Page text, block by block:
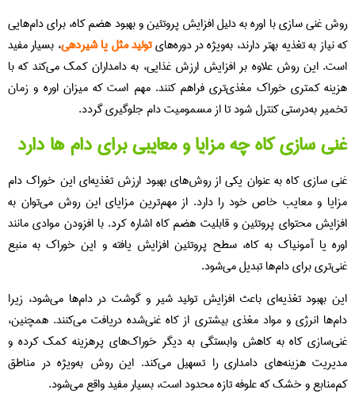
روش غنی‌ سازی با اوره به دلیل افزایش پروتئین و بهبود هضم کاه، برای دام‌هایی
که نیاز به تغذیه بهتر دارند، به‌ویژه در دوره‌هایتولید مثل یا شیردهی، بسیار مفید
است. این روش علاوه بر افزایش ارزش غذایی، به دامداران کمک می‌کند که با
هزینه کمتری خوراک مغذی‌تری فراهم کنند. مهم است که میزان اوره و زمان
تخمیر به‌درستی کنترل شود تا از مسمومیت دام جلوگیری گردد.
غنی سازی کاه چه مزایا و معایبی برای دام ها دارد
غنی‌ سازی کاه به عنوان یکی از روش‌های بهبود ارزش تغذیه‌ای این خوراک دام
مزایا و معایب خاص خود را دارد. از مهم‌ترین مزایای این روش می‌توان به
افزایش محتوای پروتئین و قابلیت هضم کاه اشاره کرد. با افزودن موادی مانند
اوره یا آمونیاک به کاه، سطح پروتئین افزایش یافته و این خوراک به منبع
غنی‌تری برای دام‌ها تبدیل می‌شود.
این بهبود تغذیه‌ای باعث افزایش تولید شیر و گوشت در دام‌ها می‌شود، زیرا
دام‌ها انرژی و مواد مغذی بیشتری از کاه غنی‌شده دریافت می‌کنند. همچنین،
غنی‌سازی کاه به کاهش وابستگی به دیگر خوراک‌های پرهزینه کمک کرده و
مدیریت هزینه‌های دامداری را تسهیل می‌کند. این روش به‌ویژه در مناطق
کم‌منابع و خشک که علوفه تازه محدود است، بسیار مفید واقع می‌شود.